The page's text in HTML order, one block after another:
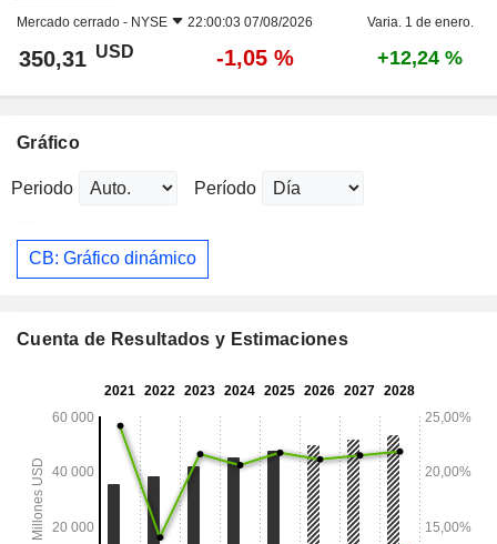
Mercado cerrado - NYSE 22:00:03 07/08/2026 Varia. 1 de enero.
350,31 USD -1,05 % +12,24 %
Gráfico
Periodo Período
CB: Gráfico dinámico
Cuenta de Resultados y Estimaciones